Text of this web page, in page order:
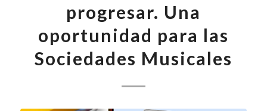
progresar. Una
oportunidad para las
Sociedades Musicales